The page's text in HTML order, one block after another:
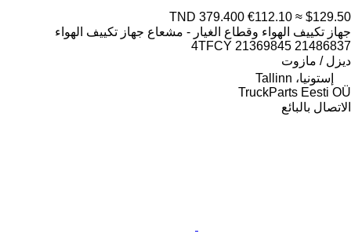
TND 379.400 €112.10 ≈ $129.50
جهاز تكييف الهواء وقطاع الغيار - مشعاع جهاز تكييف الهواء
4TFCY 21369845 21486837
ديزل / مازوت
إستونيا، Tallinn
TruckParts Eesti OÜ
الاتصال بالبائع